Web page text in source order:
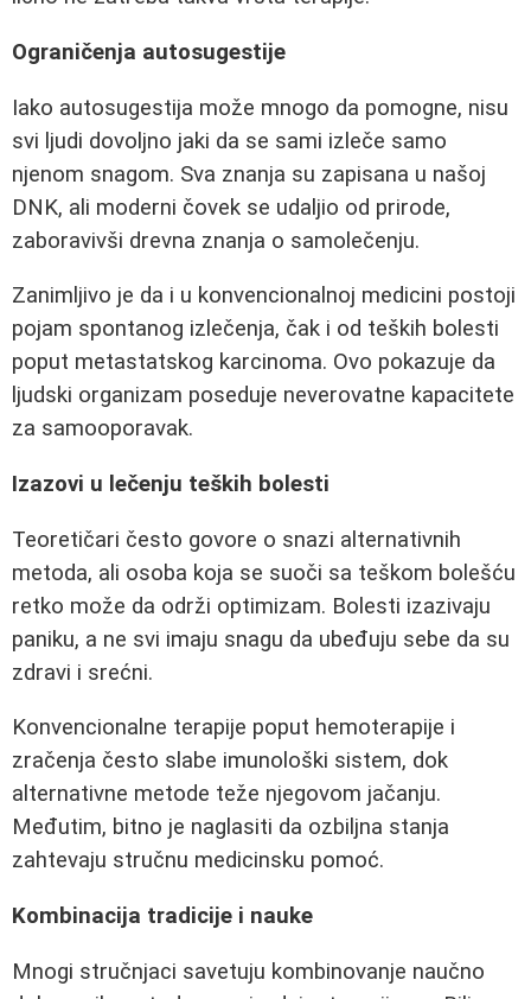
Ograničenja autosugestije
Iako autosugestija može mnogo da pomogne, nisu
svi ljudi dovoljno jaki da se sami izleče samo
njenom snagom. Sva znanja su zapisana u našoj
DNK, ali moderni čovek se udaljio od prirode,
zaboravivši drevna znanja o samolečenju.
Zanimljivo je da i u konvencionalnoj medicini postoji
pojam spontanog izlečenja, čak i od teških bolesti
poput metastatskog karcinoma. Ovo pokazuje da
ljudski organizam poseduje neverovatne kapacitete
za samooporavak.
Izazovi u lečenju teških bolesti
Teoretičari često govore o snazi alternativnih
metoda, ali osoba koja se suoči sa teškom bolešću
retko može da održi optimizam. Bolesti izazivaju
paniku, a ne svi imaju snagu da ubeđuju sebe da su
zdravi i srećni.
Konvencionalne terapije poput hemoterapije i
zračenja često slabe imunološki sistem, dok
alternativne metode teže njegovom jačanju.
Međutim, bitno je naglasiti da ozbiljna stanja
zahtevaju stručnu medicinsku pomoć.
Kombinacija tradicije i nauke
Mnogi stručnjaci savetuju kombinovanje naučno